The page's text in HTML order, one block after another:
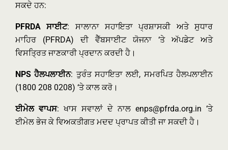
ਸਕਦੇ ਹਨ:
PFRDA ਸਾਈਟ: ਸਾਲਾਨਾ ਸਹਾਇਤਾ ਪ੍ਰਸ਼ਾਸਕੀ ਅਤੇ ਸੁਧਾਰ
ਮਾਹਿਰ (PFRDA) ਦੀ ਵੈੱਬਸਾਈਟ ਯੋਜਨਾ ‘ਤੇ ਅੱਪਡੇਟ ਅਤੇ
ਵਿਸਤ੍ਰਿਤ ਜਾਣਕਾਰੀ ਪ੍ਰਦਾਨ ਕਰਦੀ ਹੈ।
NPS ਹੈਲਪਲਾਈਨ: ਤੁਰੰਤ ਸਹਾਇਤਾ ਲਈ, ਸਮਰਪਿਤ ਹੈਲਪਲਾਈਨ
(1800 208 0208) ‘ਤੇ ਕਾਲ ਕਰੋ।
ਈਮੇਲ ਵਾਪਸ: ਖਾਸ ਸਵਾਲਾਂ ਦੇ ਨਾਲ enps@pfrda.org.in ‘ਤੇ
ਈਮੇਲ ਭੇਜ ਕੇ ਵਿਅਕਤੀਗਤ ਮਦਦ ਪ੍ਰਾਪਤ ਕੀਤੀ ਜਾ ਸਕਦੀ ਹੈ।